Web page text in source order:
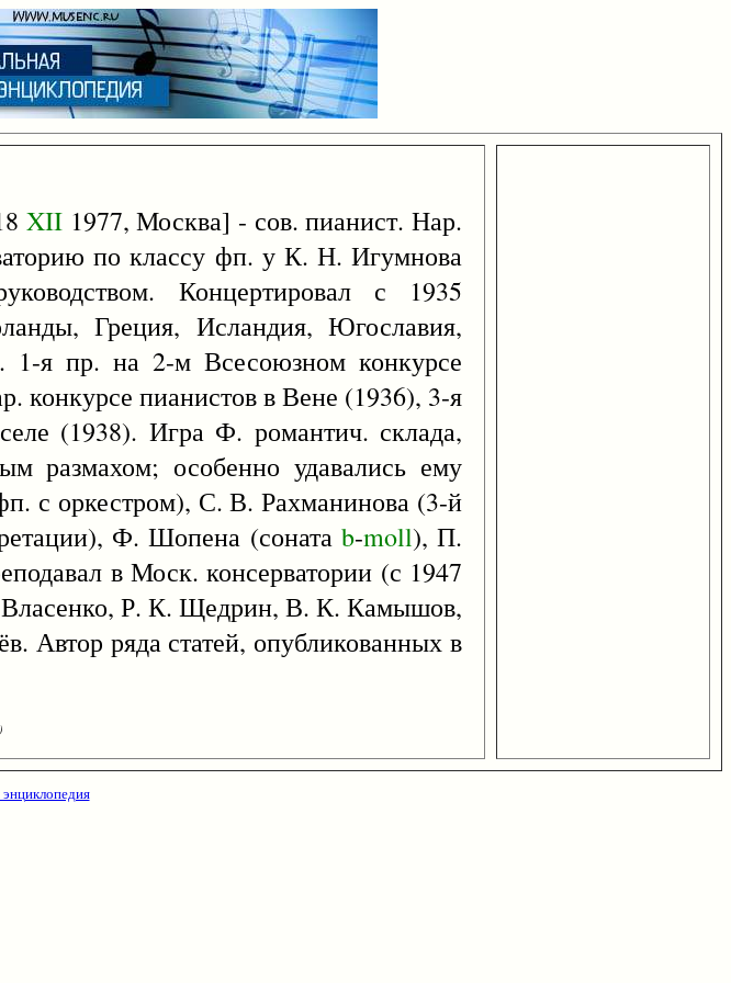
XII1977, Москва] - сов. пианист. Нар.
по классу фп. у К. Н. Игумнова
Концертировал с 1935
Греция, Исландия, Югославия,
я пр. на 2-м Всесоюзном конкурсе
конкурсе пианистов в Вене (1936), 3-я
(1938). Игра Ф. романтич. склада,
размахом; особенно удавались ему
с оркестром), С. В. Рахманинова (3-й
Ф. Шопена (соната b-moll), П.
в Моск. консерватории (с 1947
Власенко, Р. К. Щедрин, В. К. Камышов,
ряда статей, опубликованных в